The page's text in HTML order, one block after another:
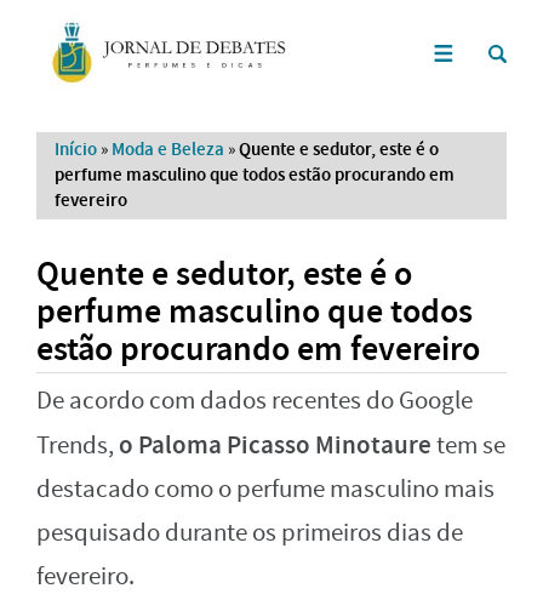
Início » Moda e Beleza »Quente e sedutor, este é o
perfume masculino que todos estão procurando em
fevereiro
Quente e sedutor, este é o
perfume masculino que todos
estão procurando em fevereiro
De acordo com dados recentes do Google
Trends, o Paloma Picasso Minotauretem se
destacado como o perfume masculino mais
pesquisado durante os primeiros dias de
fevereiro.